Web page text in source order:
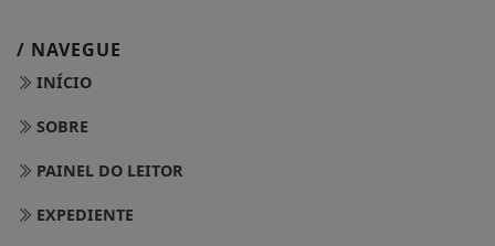
/ NAVEGUE
INÍCIO
SOBRE
PAINEL DO LEITOR
EXPEDIENTE